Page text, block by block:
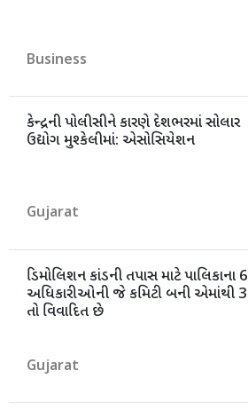
Business
કેન્દ્રની પોલીસીને કારણે દેશભરમાં સોલાર
ઉદ્યોગ મુશ્કેલીમાં: એસોસિયેશન
Gujarat
ડિમોલિશન કાંડની તપાસ માટે પાલિકાના 6
અધિકારીઓની જે કમિટી બની એમાંથી 3
તો વિવાદિત છે
Gujarat